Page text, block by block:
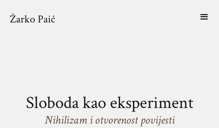
Žarko Paić
Sloboda kao eksperiment
Nihilizam i otvorenost povijesti